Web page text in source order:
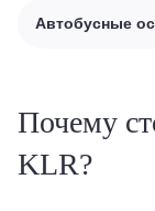
Автобусные
Почему
KLR?